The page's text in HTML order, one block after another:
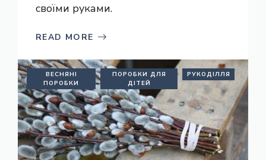
своїми руками.
READ MORE
ВЕСНЯНІ
ПОРОБКИ
ПОРОБКИ ДЛЯ
ДІТЕЙ
РУКОДІЛЛЯ